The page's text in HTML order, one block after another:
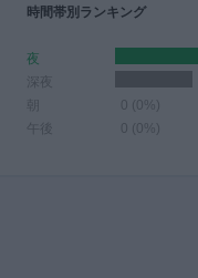
時間帯別ランキング
夜
深夜
0 (0%)
午後
0 (0%)